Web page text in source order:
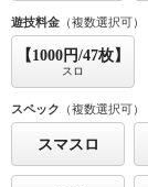
遊技料金 （複数選択可）
【1000円/47枚】
スロ
スペック （複数選択可）
スマスロ